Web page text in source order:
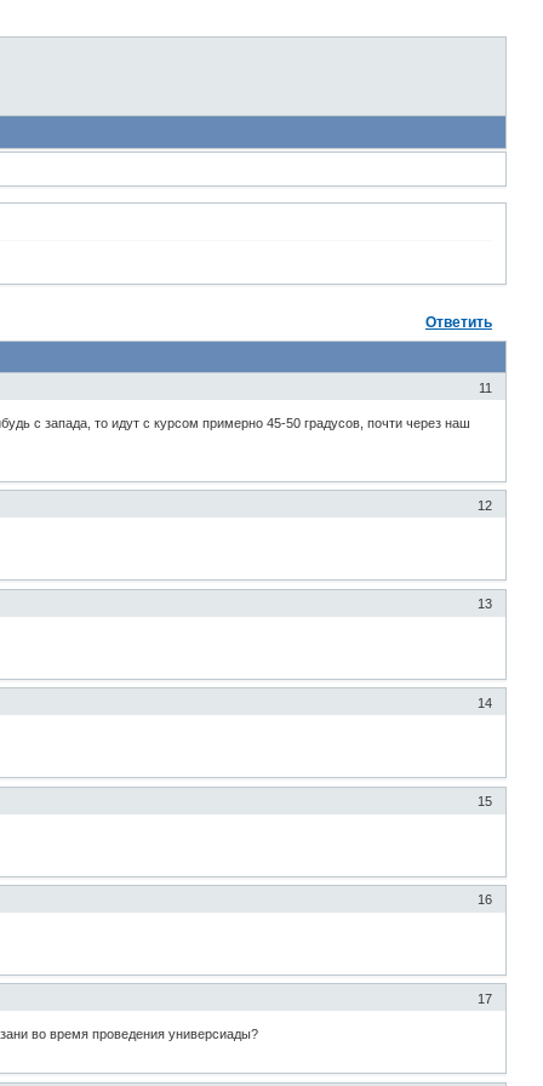
Ответить
11
с запада, то идут с курсом примерно 45-50 градусов, почти через наш
12
13
14
15
16
17
во время проведения универсиады?